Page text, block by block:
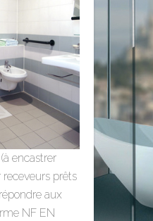
encastrer
prêts
aux
NF EN